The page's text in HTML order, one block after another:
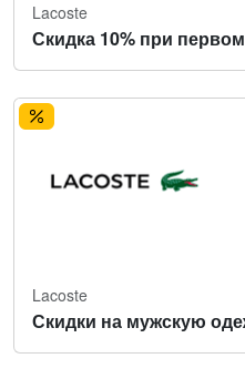
Lacoste
Скидка 10% при первом
Lacoste
Скидки на мужскую